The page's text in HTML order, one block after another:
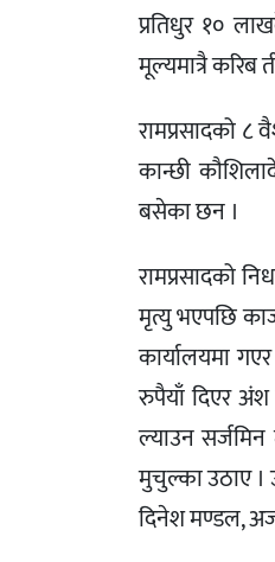
प्रतिधुर १०
मूल्यमात्रै करिब
रामप्रसादको ८
कान्छी
बसेका छन ।
रामप्रसादको
मृत्यु भएपछि
कार्यालयमा
रुपैयाँ दिएर अंश
ल्याउन
मुचुल्का उठाए ।
दिनेश मण्डल,